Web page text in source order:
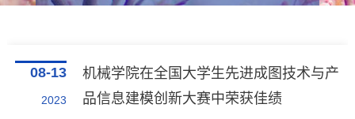
08-13
2023
机械学院在全国大学生先进成图技术与产
品信息建模创新大赛中荣获佳绩